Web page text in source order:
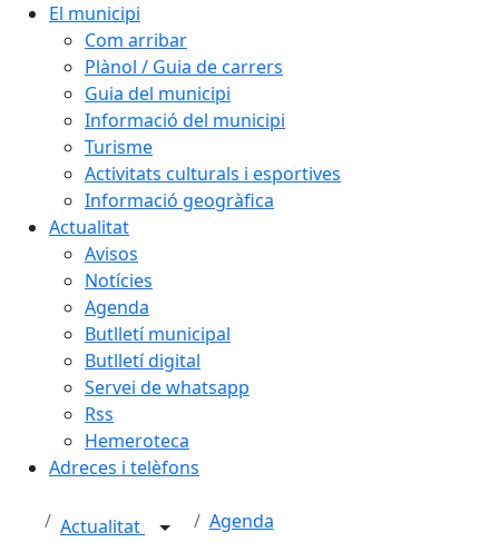
El municipi
Com arribar
Plànol / Guia de carrers
Guia del municipi
Informació del municipi
Turisme
Activitats culturals i esportives
Informació geogràfica
Actualitat
Avisos
Notícies
Agenda
Butlletí municipal
Butlletí digital
Servei de whatsapp
Rss
Hemeroteca
Adreces i telèfons
Actualitat Agenda